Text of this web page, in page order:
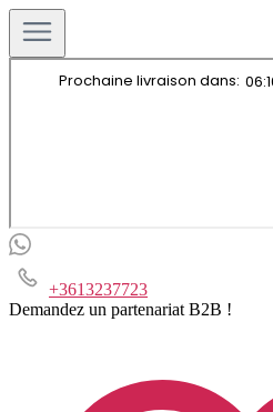
+3613237723
Demandez un partenariat B2B !